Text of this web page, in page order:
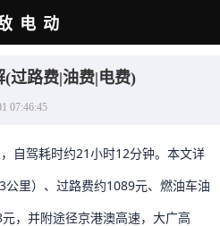
电动
过路费|油费|电费)
07:46:45
自驾耗时约21小时12分钟。本文详
里）、过路费约1089元、燃油车油
，并附途径京港澳高速，大广高